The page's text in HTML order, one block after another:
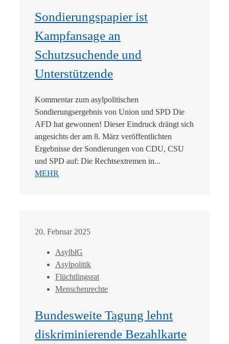
Sondierungspapier ist
Kampfansage an
Schutzsuchende und
Unterstützende
Kommentar zum asylpolitischen
Sondierungsergebnis von Union und SPD Die
AFD hat gewonnen! Dieser Eindruck drängt sich
angesichts der am 8. März veröffentlichten
Ergebnisse der Sondierungen von CDU, CSU
und SPD auf: Die Rechtsextremen in...
MEHR
20. Februar 2025
AsylblG
Asylpolitik
Flüchtlingsrat
Menschenrechte
Bundesweite Tagung lehnt
diskriminierende Bezahlkarte